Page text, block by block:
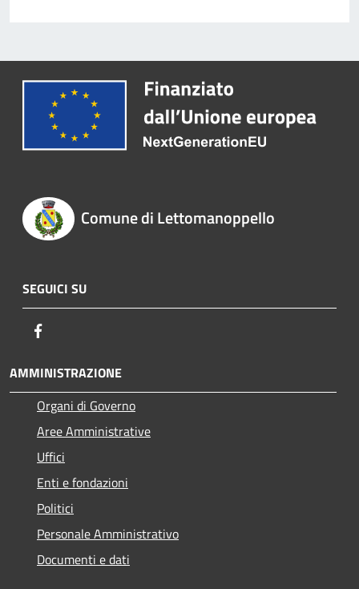
Comune di Lettomanoppello
SEGUICI SU
AMMINISTRAZIONE
Organi di Governo
Aree Amministrative
Uffici
Enti e fondazioni
Politici
Personale Amministrativo
Documenti e dati